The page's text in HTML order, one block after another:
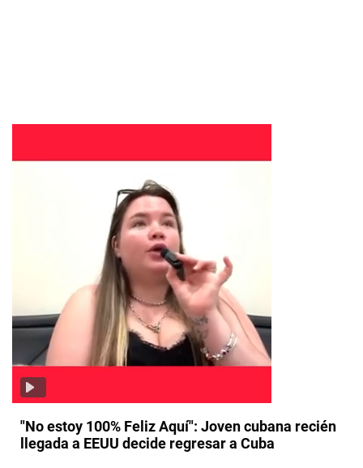
"No estoy 100% Feliz Aquí": Joven cubana recién
llegada a EEUU decide regresar a Cuba